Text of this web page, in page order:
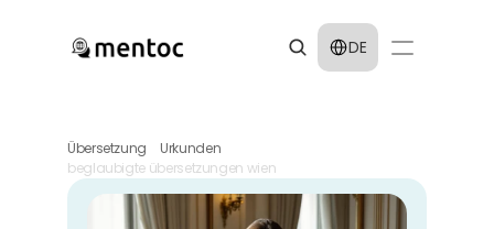
Select Language
DE
Übersetzung
Urkunden
beglaubigte übersetzungen wien